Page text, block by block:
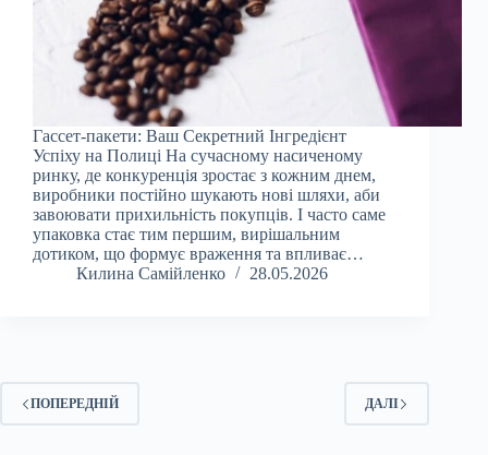
Гассет-пакети: Ваш Секретний Інгредієнт
Успіху на Полиці На сучасному насиченому
ринку, де конкуренція зростає з кожним днем,
виробники постійно шукають нові шляхи, аби
завоювати прихильність покупців. І часто саме
упаковка стає тим першим, вирішальним
дотиком, що формує враження та впливає…
Килина Самійленко
28.05.2026
ПОПЕРЕДНІЙ ДАЛІ